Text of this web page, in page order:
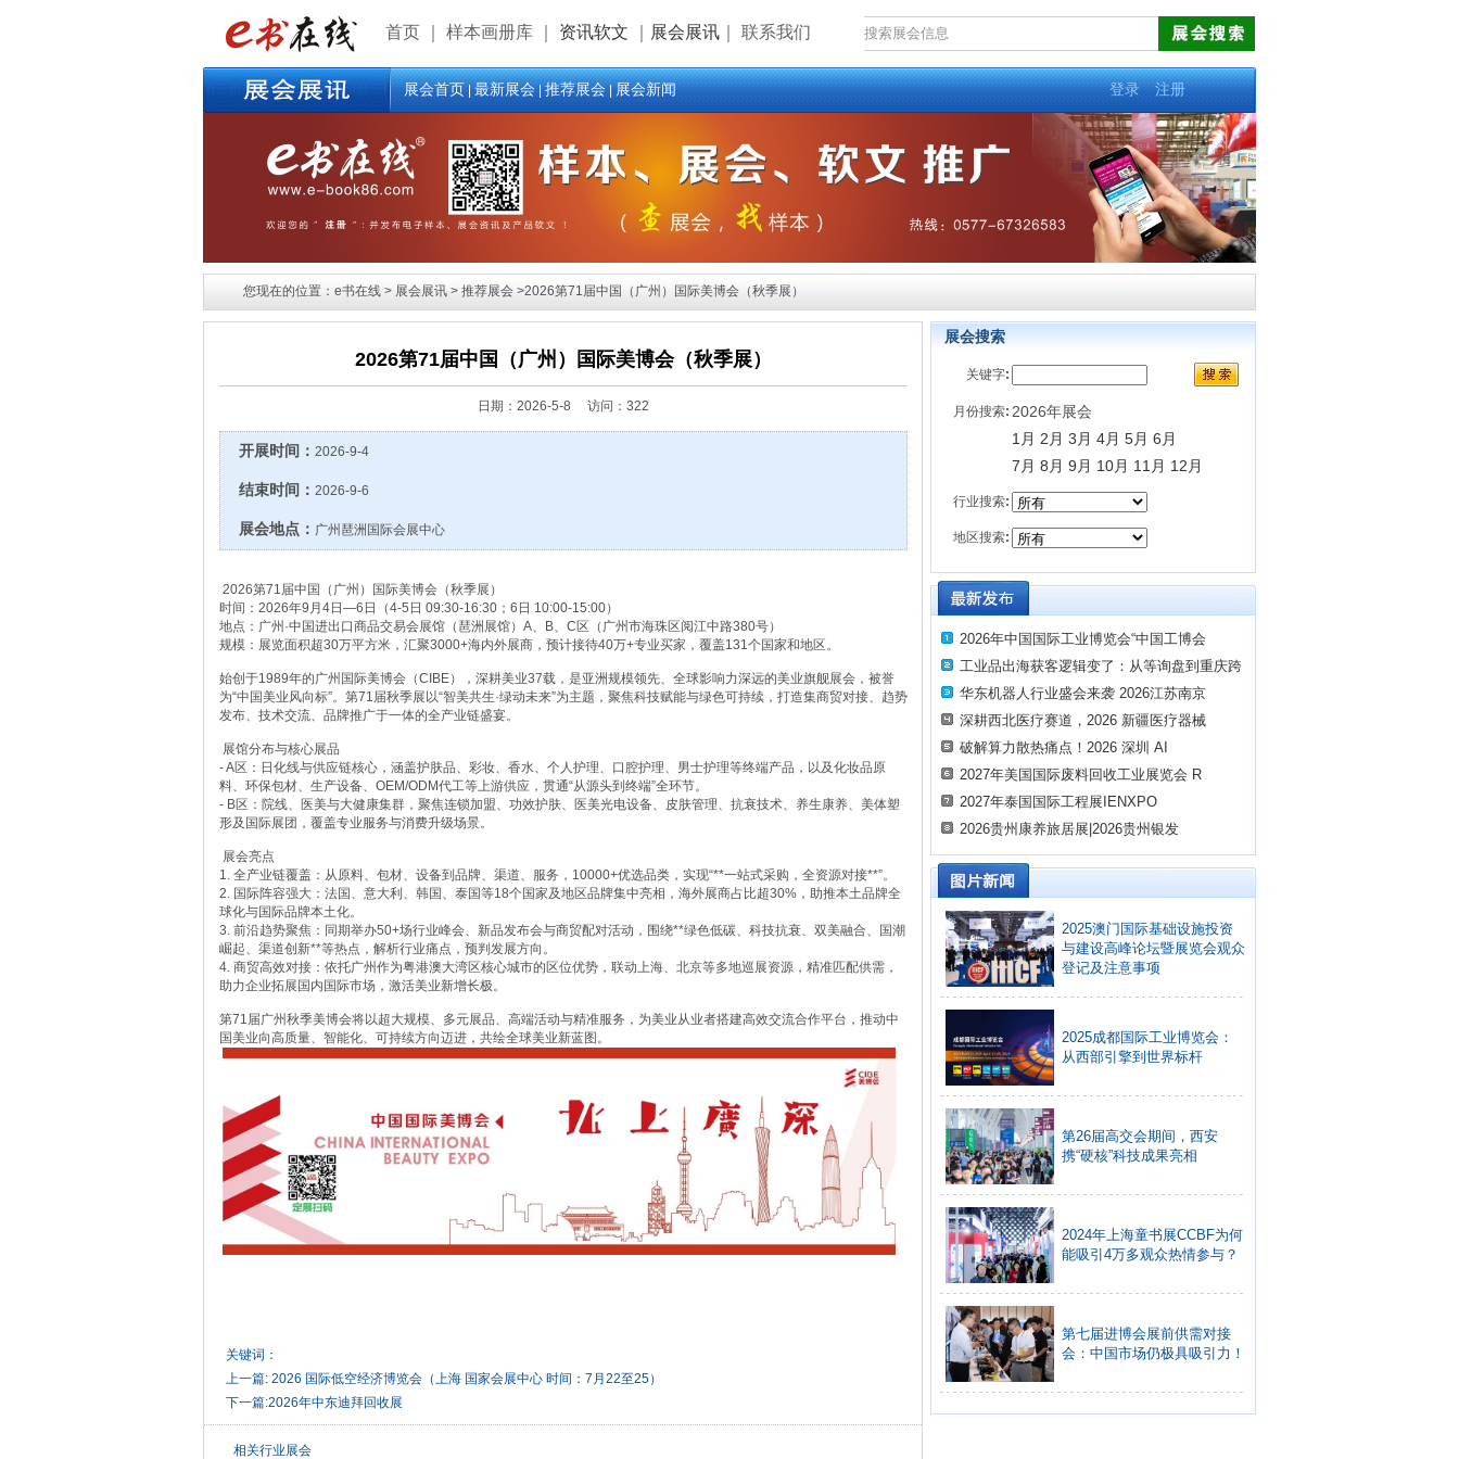
首页 样本画册库 资讯软文 展会展讯 联系我们
展会首页|最新展会|推荐展会|展会新闻 登录 注册
您现在的位置：e书在线 > 展会展讯 > 推荐展会 >2026第71届中国（广州）国际美博会（秋季展）
2026第71届中国（广州）国际美博会（秋季展）
日期： 2026-5-8 访问：322
开展时间： 2026-9-4
结束时间： 2026-9-6
展会地点： 广州琶洲国际会展中心
2026第71届中国（广州）国际美博会（秋季展）
时间：2026年9月4日—6日（4-5日 09:30-16:30；6日 10:00-15:00）
地点：广州·中国进出口商品交易会展馆（琶洲展馆）A、B、C区（广州市海珠区阅江中路380号）
规模：展览面积超30万平方米，汇聚3000+海内外展商，预计接待40万+专业买家，覆盖131个国家和地区。
始创于1989年的广州国际美博会（CIBE），深耕美业37载，是亚洲规模领先、全球影响力深远的美业旗舰展会，被誉
为“中国美业风向标”。第71届秋季展以“智美共生·绿动未来”为主题，聚焦科技赋能与绿色可持续，打造集商贸对接、趋势
发布、技术交流、品牌推广于一体的全产业链盛宴。
展馆分布与核心展品
- A区：日化线与供应链核心，涵盖护肤品、彩妆、香水、个人护理、口腔护理、男士护理等终端产品，以及化妆品原
料、环保包材、生产设备、OEM/ODM代工等上游供应，贯通“从源头到终端”全环节。
- B区：院线、医美与大健康集群，聚焦连锁加盟、功效护肤、医美光电设备、皮肤管理、抗衰技术、养生康养、美体塑
形及国际展团，覆盖专业服务与消费升级场景。
展会亮点
1. 全产业链覆盖：从原料、包材、设备到品牌、渠道、服务，10000+优选品类，实现“**一站式采购，全资源对接**”。
2. 国际阵容强大：法国、意大利、韩国、泰国等18个国家及地区品牌集中亮相，海外展商占比超30%，助推本土品牌全
球化与国际品牌本土化。
3. 前沿趋势聚焦：同期举办50+场行业峰会、新品发布会与商贸配对活动，围绕**绿色低碳、科技抗衰、双美融合、国潮
崛起、渠道创新**等热点，解析行业痛点，预判发展方向。
4. 商贸高效对接：依托广州作为粤港澳大湾区核心城市的区位优势，联动上海、北京等多地巡展资源，精准匹配供需，
助力企业拓展国内国际市场，激活美业新增长极。
第71届广州秋季美博会将以超大规模、多元展品、高端活动与精准服务，为美业从业者搭建高效交流合作平台，推动中
国美业向高质量、智能化、可持续方向迈进，共绘全球美业新蓝图。
关键词：
上一篇: 2026 国际低空经济博览会（上海 国家会展中心 时间：7月22至25）
下一篇:2026年中东迪拜回收展
相关行业展会
展会搜索
关键字:
月份搜索: 2026年展会
1月 2月 3月 4月 5月 6月
7月 8月 9月 10月 11月 12月
行业搜索:
地区搜索:
2026年中国国际工业博览会“中国工博会
工业品出海获客逻辑变了：从等询盘到重庆跨
华东机器人行业盛会来袭 2026江苏南京
深耕西北医疗赛道，2026 新疆医疗器械
破解算力散热痛点！2026 深圳 AI
2027年美国国际废料回收工业展览会 R
2027年泰国国际工程展IENXPO
2026贵州康养旅居展|2026贵州银发
2025澳门国际基础设施投资
与建设高峰论坛暨展览会观众
登记及注意事项
2025成都国际工业博览会：
从西部引擎到世界标杆
第26届高交会期间，西安
携“硬核”科技成果亮相
2024年上海童书展CCBF为何
能吸引4万多观众热情参与？
第七届进博会展前供需对接
会：中国市场仍极具吸引力！